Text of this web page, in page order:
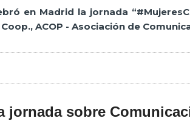
en Madrid la jornada
ACOP - Asociación de
jornada sobre